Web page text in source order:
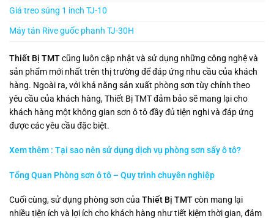
Giá treo súng 1 inch TJ-10
Máy tán Rive guốc phanh TJ-30H
Thiết Bị TMTcũng luôn cập nhật và sử dụng những công nghệ và
sản phẩm mới nhất trên thị trường để đáp ứng nhu cầu của khách
hàng. Ngoài ra, với khả năng sản xuất phòng sơn tùy chỉnh theo
yêu cầu của khách hàng, Thiết Bị TMT đảm bảo sẽ mang lại cho
khách hàng một không gian sơn ô tô đầy đủ tiện nghi và đáp ứng
được các yêu cầu đặc biệt.
Xem thêm : Tại sao nên sử dụng dịch vụ phòng sơn sấy ô tô?
Tổng Quan Phòng sơn ô tô – Quy trình chuyên nghiệp
Cuối cùng, sử dụng phòng sơn của Thiết Bị TMTcòn mang lại
nhiều tiện ích và lợi ích cho khách hàng như tiết kiệm thời gian, đảm